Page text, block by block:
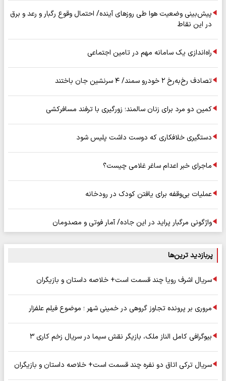
پیش‌بینی وضعیت هوا طی روزهای آینده/ احتمال وقوع رگبار و رعد و برق
در این نقاط
راه‌اندازی یک سامانه مهم در تامین اجتماعی
تصادف رخ‌به‌رخ ۲ خودرو سمند/ ۴ سرنشین جان باختند
کمین دو مرد برای زنان سالمند؛ زورگیری با ترفند مسافرکشی
دستگیری خلافکاری که دوست داشت پلیس شود
ماجرای خبر اعدام ساغر غلامی چیست؟
عملیات بی‌وقفه برای یافتن کودک در رودخانه
واژگونی مرگبار پراید در این جاده/ آمار فوتی و مصدومان
پربازدید ترین‌ها
سریال اشرف رویا چند قسمت است+ خلاصه داستان و بازیگران
مروری بر پرونده تجاوز گروهی در خمینی شهر ؛ موضوع فیلم علفزار
بیوگرافی کامل الناز ملک، بازیگر نقش سیما در سریال زخم کاری ۳
سریال ترکی اتاق دو نفره چند قسمت است+ خلاصه داستان و بازیگران